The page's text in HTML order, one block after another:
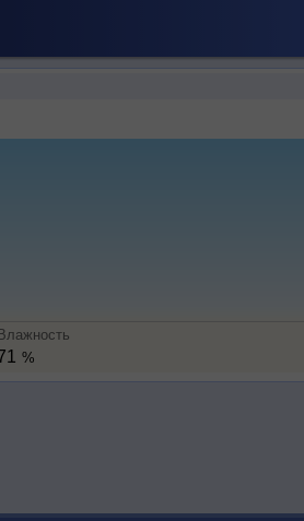
Влажность
%